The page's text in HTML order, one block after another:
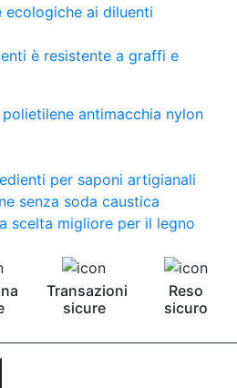
ecologiche ai diluenti
è resistente a graffi e
antimacchia nylon
per saponi artigianali
senza soda caustica
scelta migliore per il legno
Transazioni
sicure
Reso
sicuro